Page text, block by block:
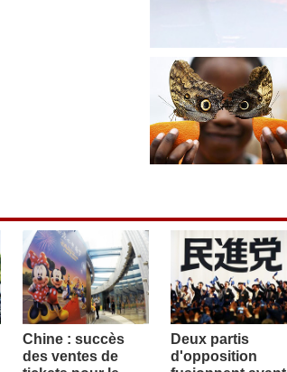
Chine : succès
des ventes de
Deux partis
d'opposition